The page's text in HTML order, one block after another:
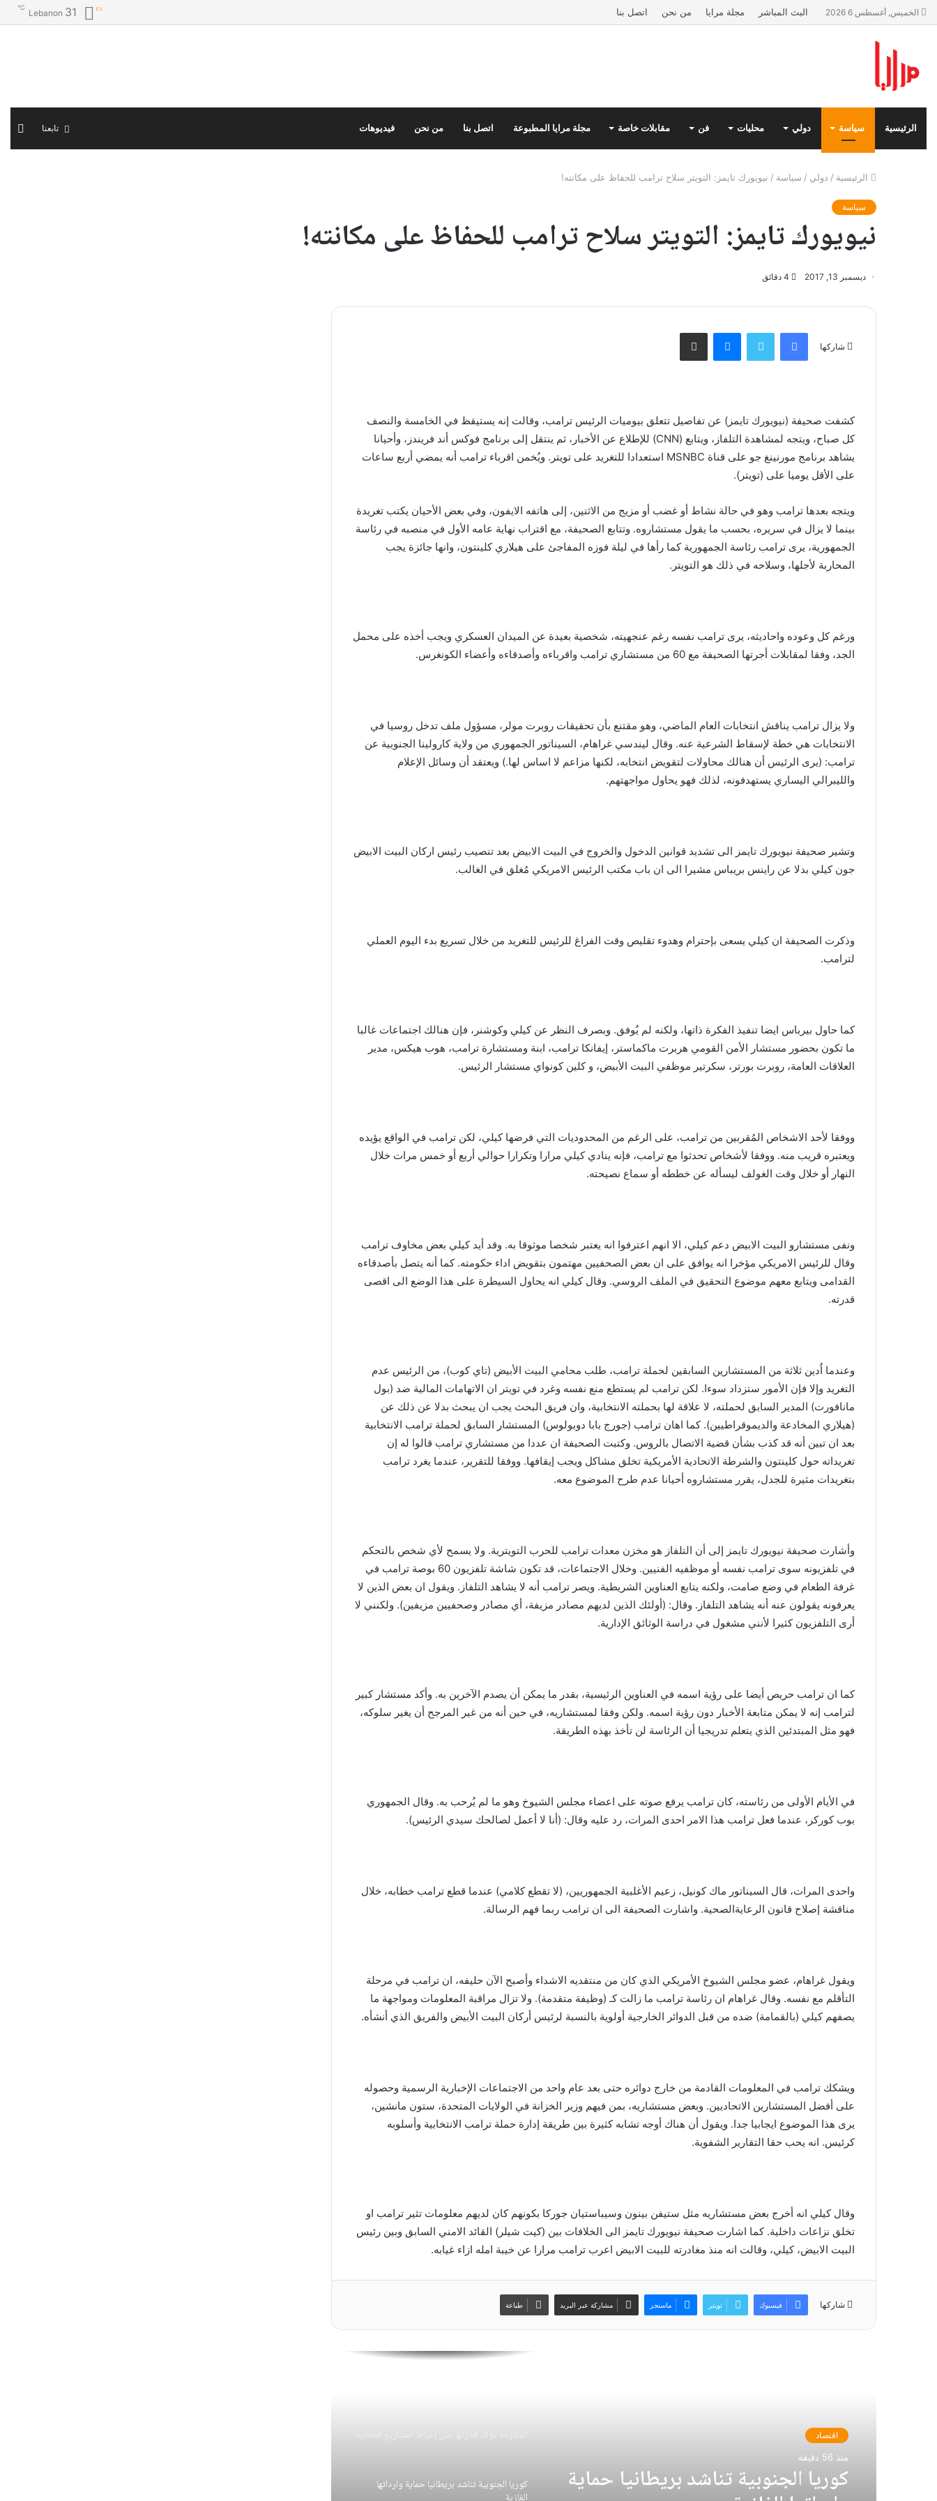
الخميس, أغسطس 6 2026 البث المباشر مجلة مرايا من نحن اتصل بنا Lebanon 31
℃
الرئيسية سياسة دولي محليات فن مقابلات خاصة مجلة مرايا المطبوعة اتصل بنا من نحن فيديوهات تابعنا
الرئيسية / دولي / سياسة / نيويورك تايمز: التويتر سلاح ترامب للحفاظ على مكانته!
سياسة
نيويورك تايمز: التويتر سلاح ترامب للحفاظ على مكانته!
ديسمبر 13, 2017
شاركها
فيسبوك تويتر ماسنجر مشاركة عبر البريد
كشفت صحيفة (نيويورك تايمز) عن تفاصيل تتعلق بيوميات الرئيس ترامب، وقالت إنه يستيقظ في الخامسة والنصف
كل صباح، ويتجه لمشاهدة التلفاز، ويتابع (CNN) للإطلاع عن الأخبار، ثم ينتقل إلى برنامج فوكس أند فريندز، وأحيانا
يشاهد برنامج مورنينغ جو على قناة MSNBC استعدادا للتغريد على تويتر. ويُخمن اقرباء ترامب أنه يمضي أربع ساعات
على الأقل يوميا على (تويتر).
ويتجه بعدها ترامب وهو في حالة نشاط أو غضب أو مزيج من الاثنين، إلى هاتفه الايفون، وفي بعض الأحيان يكتب تغريدة
بينما لا يزال في سريره، بحسب ما يقول مستشاروه. وتتابع الصحيفة، مع اقتراب نهاية عامه الأول في منصبه في رئاسة
الجمهورية، يرى ترامب رئاسة الجمهورية كما رأها في ليلة فوزه المفاجئ على هيلاري كلينتون، وانها جائزة يجب
المحاربة لأجلها، وسلاحه في ذلك هو التويتر.
ورغم كل وعوده واحاديثه، يرى ترامب نفسه رغم عنجهيته، شخصية بعيدة عن الميدان العسكري ويجب أخذه على محمل
الجد، وفقا لمقابلات أجرتها الصحيفة مع 60 من مستشاري ترامب واقرباءه وأصدقاءه وأعضاء الكونغرس.
ولا يزال ترامب يناقش انتخابات العام الماضي، وهو مقتنع بأن تحقيقات روبرت مولر، مسؤول ملف تدخل روسيا في
الانتخابات هي خطة لإسقاط الشرعية عنه. وقال ليندسي غراهام، السيناتور الجمهوري من ولاية كارولينا الجنوبية عن
ترامب: (يرى الرئيس أن هنالك محاولات لتقويض انتخابه، لكنها مزاعم لا اساس لها.) ويعتقد أن وسائل الإعلام
والليبرالي اليساري يستهدفونه، لذلك فهو يحاول مواجهتهم.
وتشير صحيفة نيويورك تايمز الى تشديد قوانين الدخول والخروج في البيت الابيض بعد تنصيب رئيس اركان البيت الابيض
جون كيلي بدلا عن راينس بريباس مشيرا الى ان باب مكتب الرئيس الامريكي مُغلق في الغالب.
وذكرت الصحيفة ان كيلي يسعى بإحترام وهدوء تقليص وقت الفراغ للرئيس للتغريد من خلال تسريع بدء اليوم العملي
لترامب.
كما حاول بيرباس ايضا تنفيذ الفكرة ذاتها، ولكنه لم يُوفق. وبصرف النظر عن كيلي وكوشنر، فإن هنالك اجتماعات غالبا
ما تكون بحضور مستشار الأمن القومي هربرت ماكماستر، إيفانكا ترامب، ابنة ومستشارة ترامب، هوب هيكس، مدير
العلاقات العامة، روبرت بورتر، سكرتير موظفي البيت الأبيض، و كلين كونواي مستشار الرئيس.
ووفقا لأحد الاشخاص المُقربين من ترامب، على الرغم من المحدوديات التي فرضها كيلي، لكن ترامب في الواقع يؤيده
ويعتبره قريب منه. ووفقا لأشخاص تحدثوا مع ترامب، فإنه ينادي كيلي مرارا وتكرارا حوالي أربع أو خمس مرات خلال
النهار أو خلال وقت الغولف ليسأله عن خططه أو سماع نصيحته.
ونفى مستشارو البيت الابيض دعم كيلي، الا انهم اعترفوا انه يعتبر شخصا موثوقا به. وقد أيد كيلي بعض مخاوف ترامب
وقال للرئيس الامريكي مؤخرا انه يوافق على ان بعض الصحفيين مهتمون بتقويض اداء حكومته. كما أنه يتصل بأصدقاءه
القدامى ويتابع معهم موضوع التحقيق في الملف الروسي. وقال كيلي انه يحاول السيطرة على هذا الوضع الى اقصى
قدرته.
وعندما اُدين ثلاثة من المستشارين السابقين لحملة ترامب، طلب محامي البيت الأبيض (تاي كوب)، من الرئيس عدم
التغريد وإلا فإن الأمور ستزداد سوءا. لكن ترامب لم يستطع منع نفسه وغرد في تويتر ان الاتهامات المالية ضد (بول
مانافورت) المدير السابق لحملته، لا علاقة لها بحملته الانتخابية، وان فريق البحث يجب ان يبحث بدلا عن ذلك عن
(هيلاري المخادعة والديموقراطيين). كما اهان ترامب (جورج بابا دوبولوس) المستشار السابق لحملة ترامب الانتخابية
بعد ان تبين أنه قد كذب بشأن قضية الاتصال بالروس. وكتبت الصحيفة ان عددا من مستشاري ترامب قالوا له إن
تغريداته حول كلينتون والشرطة الاتحادية الأمريكية تخلق مشاكل ويجب إيقافها. ووفقا للتقرير، عندما يغرد ترامب
بتغريدات مثيرة للجدل، يقرر مستشاروه أحيانا عدم طرح الموضوع معه.
وأشارت صحيفة نيويورك تايمز إلى أن التلفاز هو مخزن معدات ترامب للحرب التويترية. ولا يسمح لأي شخص بالتحكم
في تلفزيونه سوى ترامب نفسه أو موظفيه الفنيين. وخلال الاجتماعات، قد تكون شاشة تلفزيون 60 بوصة ترامب في
غرفة الطعام في وضع صامت، ولكنه يتابع العناوين الشريطية. ويصر ترامب أنه لا يشاهد التلفاز. ويقول ان بعض الذين لا
يعرفونه يقولون عنه أنه يشاهد التلفاز. وقال: (أولئك الذين لديهم مصادر مزيفة، أي مصادر وصحفيين مزيفين). ولكنني لا
أرى التلفزيون كثيرا لأنني مشغول في دراسة الوثائق الإدارية.
كما ان ترامب حريص أيضا على رؤية اسمه في العناوين الرئيسية، بقدر ما يمكن أن يصدم الآخرين به. وأكد مستشار كبير
لترامب إنه لا يمكن متابعة الأخبار دون رؤية اسمه. ولكن وفقا لمستشاريه، في حين أنه من غير المرجح أن يغير سلوكه،
فهو مثل المبتدئين الذي يتعلم تدريجيا أن الرئاسة لن تأخذ بهذه الطريقة.
في الأيام الأولى من رئاسته، كان ترامب يرفع صوته على اعضاء مجلس الشيوخ وهو ما لم يُرحب به. وقال الجمهوري
بوب كوركر، عندما فعل ترامب هذا الامر احدى المرات، رد عليه وقال: (أنا لا أعمل لصالحك سيدي الرئيس).
واحدى المرات، قال السيناتور ماك كونيل، زعيم الأغلبية الجمهوريين، (لا تقطع كلامي) عندما قطع ترامب خطابه، خلال
مناقشة إصلاح قانون الرعايةالصحية. واشارت الصحيفة الى ان ترامب ربما فهم الرسالة.
ويقول غراهام، عضو مجلس الشيوخ الأمريكي الذي كان من منتقديه الاشداء وأصبح الآن حليفه، ان ترامب في مرحلة
التأقلم مع نفسه. وقال غراهام ان رئاسة ترامب ما زالت كـ (وظيفة متقدمة). ولا تزال مراقبة المعلومات ومواجهة ما
يصفهم كيلي (بالقمامة) ضده من قبل الدوائر الخارجية أولوية بالنسبة لرئيس أركان البيت الأبيض والفريق الذي أنشأه.
ويشكك ترامب في المعلومات القادمة من خارج دوائره حتى بعد عام واحد من الاجتماعات الإخبارية الرسمية وحصوله
على أفضل المستشارين الاتحاديين. وبعض مستشاريه، بمن فيهم وزير الخزانة في الولايات المتحدة، ستون مانشين،
يرى هذا الموضوع ايجابيا جدا. ويقول أن هناك أوجه تشابه كثيرة بين طريقة إدارة حملة ترامب الانتخابية وأسلوبه
كرئيس. انه يحب حقا التقارير الشفوية.
وقال كيلي انه أخرج بعض مستشاريه مثل ستيفن بينون وسيباستيان جوركا بكونهم كان لديهم معلومات تثير ترامب او
تخلق نزاعات داخلية. كما اشارت صحيفة نيويورك تايمز الى الخلافات بين (كيت شيلر) القائد الامني السابق وبين رئيس
البيت الابيض، كيلي، وقالت انه منذ مغادرته للبيت الابيض اعرب ترامب مرارا عن خيبة امله ازاء غيابه.
شاركها فيسبوك تويتر ماسنجر مشاركة عبر البريد طباعة
اقتصاد
منذ 56 دقيقة
كوريا الجنوبية تناشد بريطانيا حماية
كوريا الجنوبية تناشد بريطانيا حماية وارداتها
الغازية
كوريا الجنوبية تناشد بريطانيا حماية وارداتها